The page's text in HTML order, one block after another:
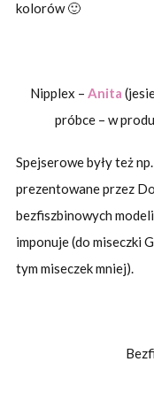
kolorów 🙂
Nipplex – Anita
próbce – w
Spejserowe były też
prezentowane przez
bezfiszbinowych
imponuje (do miseczki
tym miseczek mniej).